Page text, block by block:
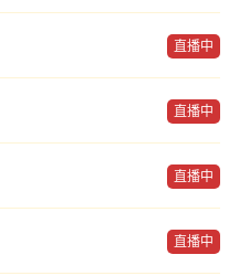
直播中
直播中
直播中
直播中